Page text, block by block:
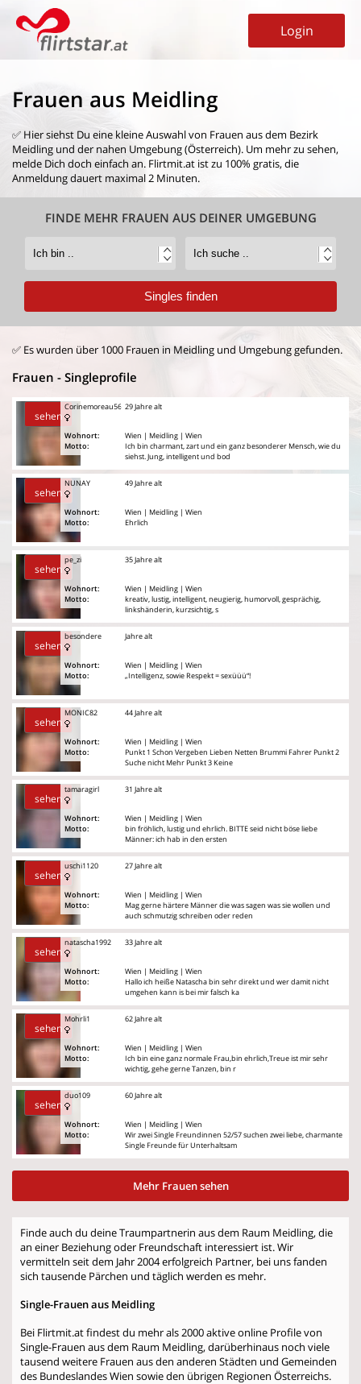
Login
Frauen aus Meidling
✅ Hier siehst Du eine kleine Auswahl von Frauen aus dem Bezirk
Meidling und der nahen Umgebung (Österreich). Um mehr zu sehen,
melde Dich doch einfach an. Flirtmit.at ist zu 100% gratis, die
Anmeldung dauert maximal 2 Minuten.
FINDE MEHR FRAUEN AUS DEINER UMGEBUNG
✅ Es wurden über 1000 Frauen in Meidling und Umgebung gefunden.
Frauen - Singleprofile
sehen
Corinemoreau56
Wohnort:
Motto:
29 Jahre alt
Wien | Meidling | Wien
Ich bin charmant, zart und ein ganz besonderer Mensch, wie du
siehst. Jung, intelligent und bod
sehen
NUNAY
Wohnort:
Motto:
49 Jahre alt
Wien | Meidling | Wien
Ehrlich
sehen
pe_zi
Wohnort:
Motto:
35 Jahre alt
Wien | Meidling | Wien
kreativ, lustig, intelligent, neugierig, humorvoll, gesprächig,
linkshänderin, kurzsichtig, s
sehen
besondere
Wohnort:
Motto:
Jahre alt
Wien | Meidling | Wien
„Intelligenz, sowie Respekt = sexüüü“!
sehen
MONIC82
Wohnort:
Motto:
44 Jahre alt
Wien | Meidling | Wien
Punkt 1 Schon Vergeben Lieben Netten Brummi Fahrer Punkt 2
Suche nicht Mehr Punkt 3 Keine
sehen
tamaragirl
Wohnort:
Motto:
31 Jahre alt
Wien | Meidling | Wien
bin fröhlich, lustig und ehrlich. BITTE seid nicht böse liebe
Männer: ich hab in den ersten
sehen
uschi1120
Wohnort:
Motto:
27 Jahre alt
Wien | Meidling | Wien
Mag gerne härtere Männer die was sagen was sie wollen und
auch schmutzig schreiben oder reden
sehen
natascha1992
Wohnort:
Motto:
33 Jahre alt
Wien | Meidling | Wien
Hallo ich heiße Natascha bin sehr direkt und wer damit nicht
umgehen kann is bei mir falsch ka
sehen
Mohrli1
Wohnort:
Motto:
62 Jahre alt
Wien | Meidling | Wien
Ich bin eine ganz normale Frau,bin ehrlich,Treue ist mir sehr
wichtig, gehe gerne Tanzen, bin r
sehen
duo109
Wohnort:
Motto:
60 Jahre alt
Wien | Meidling | Wien
Wir zwei Single Freundinnen 52/57 suchen zwei liebe, charmante
Single Freunde für Unterhaltsam
Mehr Frauen sehen
Finde auch du deine Traumpartnerin aus dem Raum Meidling, die
an einer Beziehung oder Freundschaft interessiert ist. Wir
vermitteln seit dem Jahr 2004 erfolgreich Partner, bei uns fanden
sich tausende Pärchen und täglich werden es mehr.
Single-Frauen aus Meidling
Bei Flirtmit.at findest du mehr als 2000 aktive online Profile von
Single-Frauen aus dem Raum Meidling, darüberhinaus noch viele
tausend weitere Frauen aus den anderen Städten und Gemeinden
des Bundeslandes Wien sowie den übrigen Regionen Österreichs.